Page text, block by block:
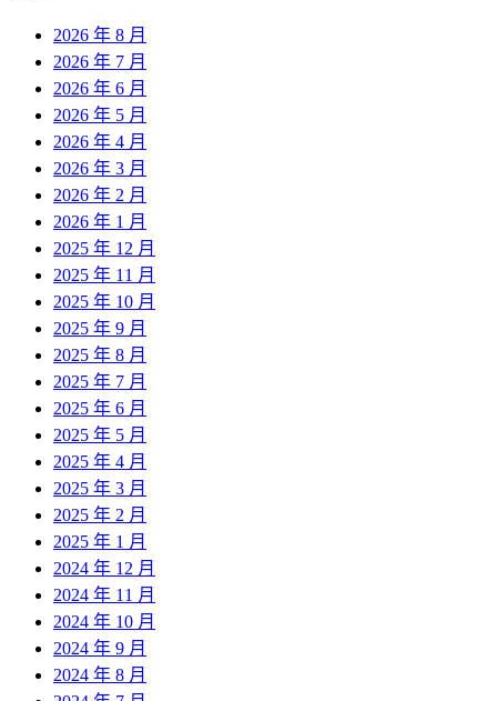
2026 年 8 月
2026 年 7 月
2026 年 6 月
2026 年 5 月
2026 年 4 月
2026 年 3 月
2026 年 2 月
2026 年 1 月
2025 年 12 月
2025 年 11 月
2025 年 10 月
2025 年 9 月
2025 年 8 月
2025 年 7 月
2025 年 6 月
2025 年 5 月
2025 年 4 月
2025 年 3 月
2025 年 2 月
2025 年 1 月
2024 年 12 月
2024 年 11 月
2024 年 10 月
2024 年 9 月
2024 年 8 月